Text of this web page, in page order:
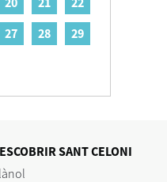
27 28
29
SANT CELONI